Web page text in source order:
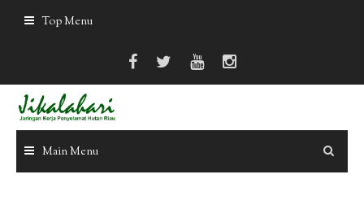
Top Menu
Main Menu